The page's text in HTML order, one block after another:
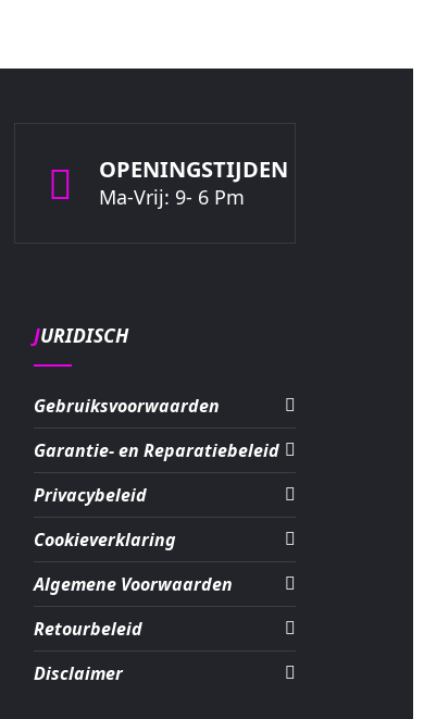
OPENINGSTIJDEN
Ma-Vrij: 9- 6 Pm
JURIDISCH
Gebruiksvoorwaarden
Garantie- en Reparatiebeleid
Privacybeleid
Cookieverklaring
Algemene Voorwaarden
Retourbeleid
Disclaimer